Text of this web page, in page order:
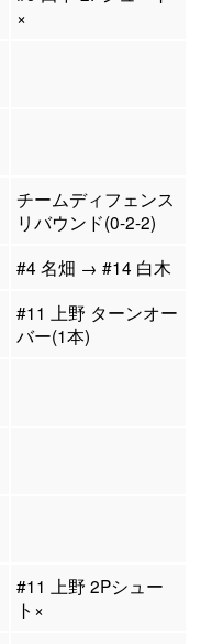
×
チームディフェンス
リバウンド(0-2-2)
#4 名畑 → #14 白木
#11 上野 ターンオー
バー(1本)
#11 上野 2Pシュー
ト×